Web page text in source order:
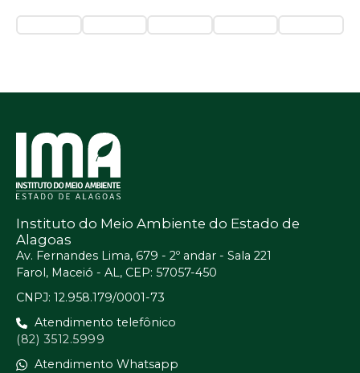
Instituto do Meio Ambiente do Estado de
Alagoas
Av. Fernandes Lima, 679 - 2º andar - Sala 221
Farol, Maceió - AL, CEP: 57057-450
CNPJ: 12.958.179/0001-73
Atendimento telefônico
(82) 3512.5999
Atendimento Whatsapp